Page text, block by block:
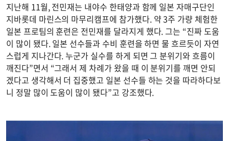
지난해 11월, 전민재는 내야수 한태양과 함께 일본 자매구단인
지바롯데 마린스의 마무리캠프에 참가했다. 약 3주 가량 체험한
일본 프로팀의 훈련은 전민재를 달라지게 했다. 그는 “진짜 도움
이 많이 됐다. 일본 선수들과 수비 훈련을 하면 물 흐르듯이 자연
스럽게 지나간다. 누군가 실수를 하게 되면 그 분위기와 흐름이
깨진다”면서 “그래서 제 차례가 왔을 때 이 분위기를 깨면 안되
겠다고 생각해서 더 집중했고 일본 선수들 하는 것을 따라하다보
니 정말 많이 도움이 많이 됐다”고 강조했다.